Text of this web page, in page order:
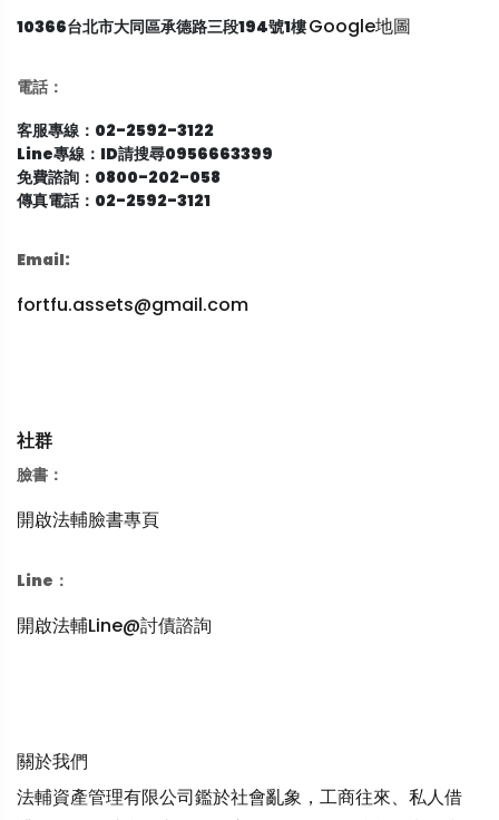
10366台北市大同區承德路三段194號1樓Google地圖
電話：
客服專線：02-2592-3122
Line專線：ID請搜尋0956663399
免費諮詢：0800-202-058
傳真電話：02-2592-3121
Email:
fortfu.assets@gmail.com
社群
臉書：
開啟法輔臉書專頁
Line：
開啟法輔Line@討債諮詢
關於我們
法輔資產管理有限公司鑑於社會亂象，工商往來、私人借